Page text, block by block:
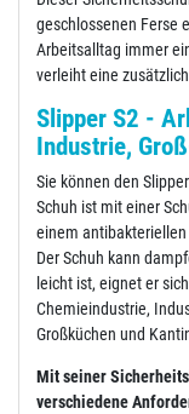
geschlossenen Ferse
Arbeitsalltag immer
verleiht eine
Slipper S2 -
Industrie,
Sie können den
Schuh ist mit einer
einem
Der Schuh kann
leicht ist, eignet er
Chemieindustrie,
Großküchen und
Mit seiner
verschiedene